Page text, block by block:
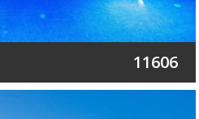
11606